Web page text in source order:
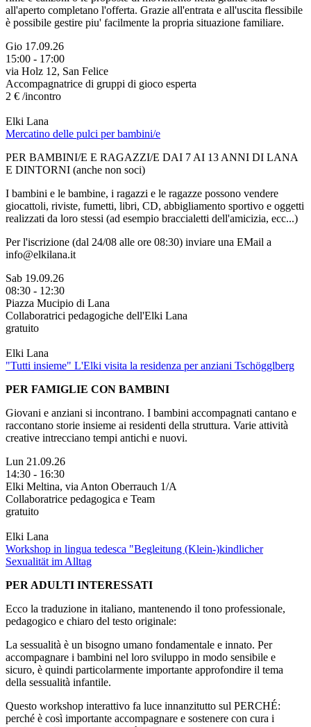
all'aperto completano l'offerta. Grazie all'entrata e all'uscita flessibile
è possibile gestire piu' facilmente la propria situazione familiare.
Gio 17.09.26
15:00 - 17:00
via Holz 12, San Felice
Accompagnatrice di gruppi di gioco esperta
2 € /incontro
Elki Lana
Mercatino delle pulci per bambini/e
PER BAMBINI/E E RAGAZZI/E DAI 7 AI 13 ANNI DI LANA
E DINTORNI (anche non soci)
I bambini e le bambine, i ragazzi e le ragazze possono vendere
giocattoli, riviste, fumetti, libri, CD, abbigliamento sportivo e oggetti
realizzati da loro stessi (ad esempio braccialetti dell'amicizia, ecc...)
Per l'iscrizione (dal 24/08 alle ore 08:30) inviare una EMail a
info@elkilana.it
Sab 19.09.26
08:30 - 12:30
Piazza Mucipio di Lana
Collaboratrici pedagogiche dell'Elki Lana
gratuito
Elki Lana
"Tutti insieme" L'Elki visita la residenza per anziani Tschögglberg
PER FAMIGLIE CON BAMBINI
Giovani e anziani si incontrano. I bambini accompagnati cantano e
raccontano storie insieme ai residenti della struttura. Varie attività
creative intrecciano tempi antichi e nuovi.
Lun 21.09.26
14:30 - 16:30
Elki Meltina, via Anton Oberrauch 1/A
Collaboratrice pedagogica e Team
gratuito
Elki Lana
Workshop in lingua tedesca "Begleitung (Klein-)kindlicher
Sexualität im Alltag
PER ADULTI INTERESSATI
Ecco la traduzione in italiano, mantenendo il tono professionale,
pedagogico e chiaro del testo originale:
La sessualità è un bisogno umano fondamentale e innato. Per
accompagnare i bambini nel loro sviluppo in modo sensibile e
sicuro, è quindi particolarmente importante approfondire il tema
della sessualità infantile.
Questo workshop interattivo fa luce innanzitutto sul PERCHÉ:
perché è così importante accompagnare e sostenere con cura i